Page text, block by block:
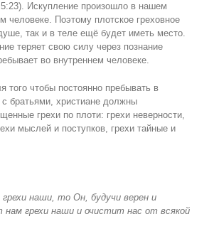
Искупление произошло в нашем
человеке. Поэтому плотское греховное
так и в теле ещё будет иметь место.
теряет свою силу через познание
во внутреннем человеке.
того чтобы постоянно пребывать в
братьями, христиане должны
грехи по плоти: грехи неверности,
мыслей и поступков, грехи тайные и
грехи наши, то Он, будучи верен и
нам грехи наши и очистит нас от всякой